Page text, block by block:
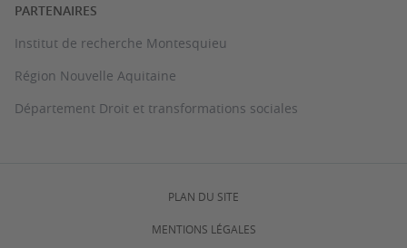
PARTENAIRES
Institut de recherche Montesquieu
Région Nouvelle Aquitaine
Département Droit et transformations sociales
PLAN DU SITE
MENTIONS LÉGALES